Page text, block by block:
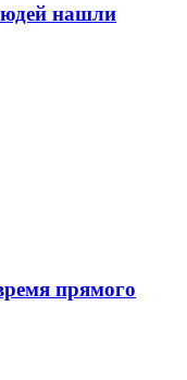
нашли
прямого